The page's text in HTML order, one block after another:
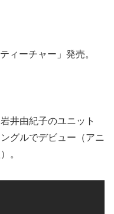
ィーチャー」発売。
井由紀子のユニット
グルでデビュー（アニ
。